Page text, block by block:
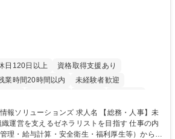
日120日以上
資格取得支援あり
業時間20時間以内
未経験者歓迎
制 交通費支給 土日祝休み 寮・社宅あり
ョンズ 求人名 【総務・人事】未
営を支えるゼネラリストを目指す 仕事の内
理・給与計算・安全衛生・福利厚生等）からお